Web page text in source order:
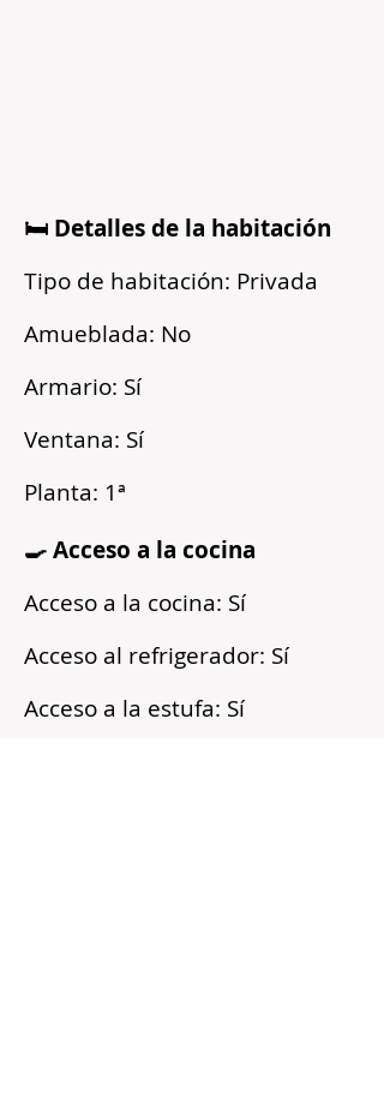
🛏️ Detalles de la habitación
Tipo de habitación: Privada
Amueblada: No
Armario: Sí
Ventana: Sí
Planta: 1ª
🍳 Acceso a la cocina
Acceso a la cocina: Sí
Acceso al refrigerador: Sí
Acceso a la estufa: Sí